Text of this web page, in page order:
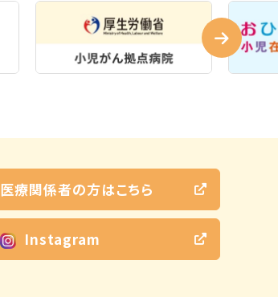
医療関係者の方はこちら
Instagram